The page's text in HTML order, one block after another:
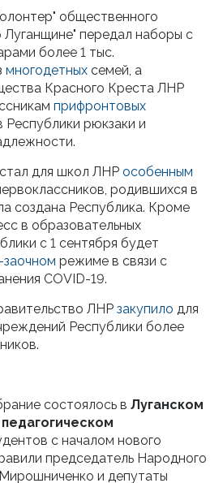
общественного
Луганщине" передал наборы с
более 1 тыс.
многодетных семей, а
Красного Креста ЛНР
прифронтовых
Республики рюкзаки и
для школ ЛНР особенным
родившихся в
создана Республика. Кроме
в образовательных
с 1 сентября будет
режиме в связи с
COVID-19.
ЛНР закупило для
Республики более
состоялось в Луганском
с началом нового
председатель Народного
и депутаты